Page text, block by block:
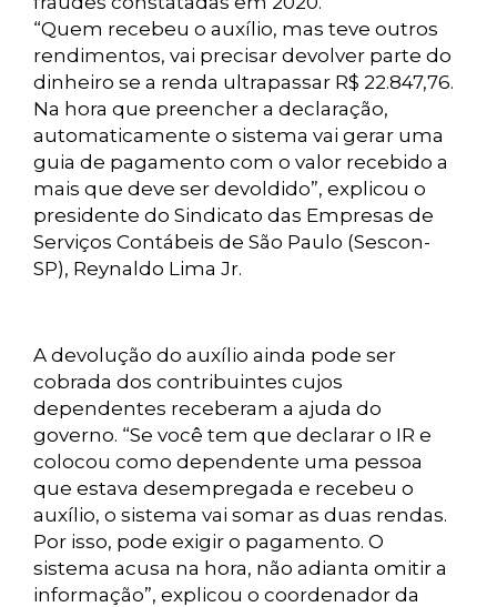
“Quem recebeu o auxílio, mas teve outros
rendimentos, vai precisar devolver parte do
dinheiro se a renda ultrapassar R$ 22.847,76.
Na hora que preencher a declaração,
automaticamente o sistema vai gerar uma
guia de pagamento com o valor recebido a
mais que deve ser devoldido”, explicou o
presidente do Sindicato das Empresas de
Serviços Contábeis de São Paulo (Sescon-
SP), Reynaldo Lima Jr.
A devolução do auxílio ainda pode ser
cobrada dos contribuintes cujos
dependentes receberam a ajuda do
governo. “Se você tem que declarar o IR e
colocou como dependente uma pessoa
que estava desempregada e recebeu o
auxílio, o sistema vai somar as duas rendas.
Por isso, pode exigir o pagamento. O
sistema acusa na hora, não adianta omitir a
informação”, explicou o coordenador da